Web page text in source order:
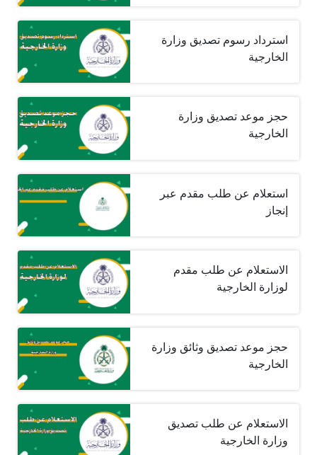
استرداد رسوم تصديق وزارة
الخارجية
حجز موعد تصديق وزارة
الخارجية
استعلام عن طلب مقدم عبر
إنجاز
الاستعلام عن طلب مقدم
لوزارة الخارجية
حجز موعد تصديق وثائق وزارة
الخارجية
الاستعلام عن طلب تصديق
وزارة الخارجية